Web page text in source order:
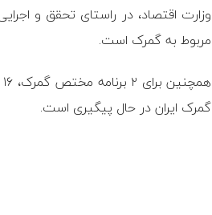
مربوط به گمرک است.
گمرک ایران در حال پیگیری است.